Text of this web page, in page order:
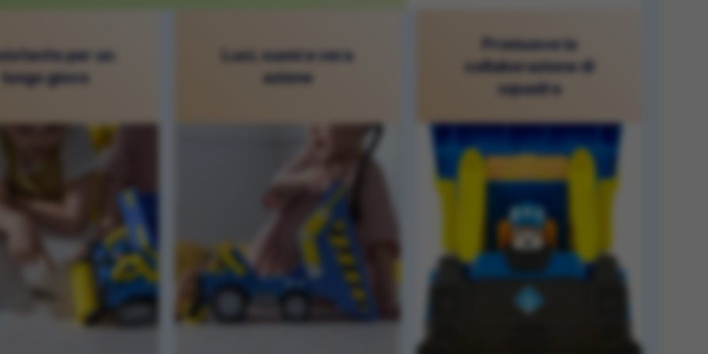
per un
lungo gioco
Luci, suoni e vera
azione
Promuove la
collaborazione di
squadra